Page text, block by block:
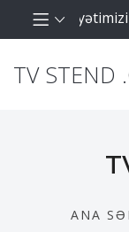
fəaliyyətimizin
TV STEND
ANA